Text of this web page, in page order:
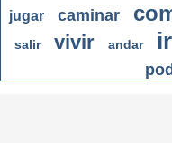
jugar caminar
salir vivir andar ir